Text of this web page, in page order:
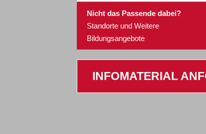
Nicht das Passende dabei?
Standorte und Weitere
Bildungsangebote
INFOMATERIAL